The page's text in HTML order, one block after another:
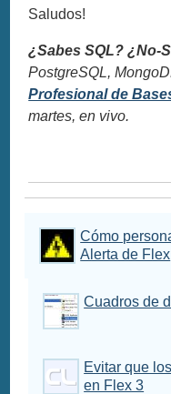
Saludos!
¿Sabes SQL? ¿No-
PostgreSQL,
Profesional de
martes, en vivo.
Cómo
Alerta de Flex
Cuadros de
Evitar que
en Flex 3